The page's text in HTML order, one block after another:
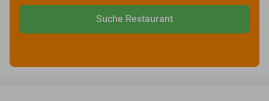
Suche Restaurant